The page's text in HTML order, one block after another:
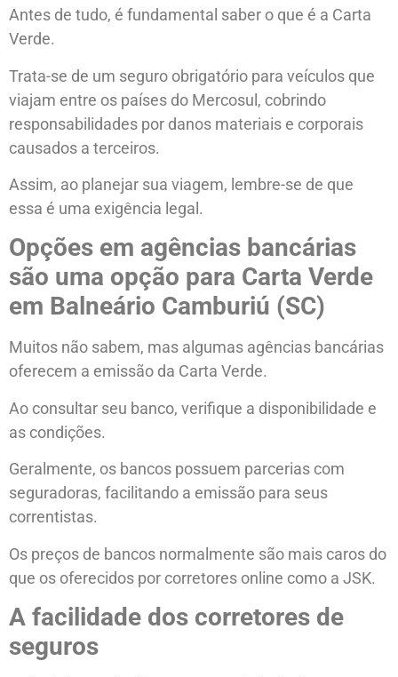
Antes de tudo, é fundamental saber o que é a Carta
Verde.
Trata-se de um seguro obrigatório para veículos que
viajam entre os países do Mercosul, cobrindo
responsabilidades por danos materiais e corporais
causados a terceiros.
Assim, ao planejar sua viagem, lembre-se de que
essa é uma exigência legal.
Opções em agências bancárias
são uma opção para Carta Verde
em Balneário Camburiú (SC)
Muitos não sabem, mas algumas agências bancárias
oferecem a emissão da Carta Verde.
Ao consultar seu banco, verifique a disponibilidade e
as condições.
Geralmente, os bancos possuem parcerias com
seguradoras, facilitando a emissão para seus
correntistas.
Os preços de bancos normalmente são mais caros do
que os oferecidos por corretores online como a JSK.
A facilidade dos corretores de
seguros